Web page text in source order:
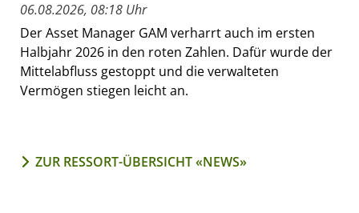
06.08.2026, 08:18 Uhr
Der Asset Manager GAM verharrt auch im ersten
Halbjahr 2026 in den roten Zahlen. Dafür wurde der
Mittelabfluss gestoppt und die verwalteten
Vermögen stiegen leicht an.
ZUR RESSORT-ÜBERSICHT «NEWS»